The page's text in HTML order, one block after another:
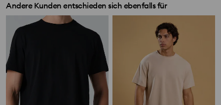
Andere Kunden entschieden sich ebenfalls für